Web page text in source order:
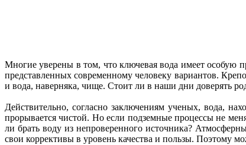
Многие уверены в том, что ключевая вода имеет особую
представленных современному человеку вариантов.
и вода, наверняка, чище. Стоит ли в наши дни доверять
Действительно, согласно заключениям ученых, вода,
прорывается чистой. Но если подземные процессы не
ли брать воду из непроверенного источника?
свои коррективы в уровень качества и пользы. Поэтому